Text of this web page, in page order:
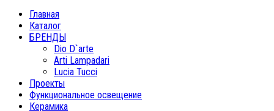
Главная
Каталог
БРЕНДЫ
Dio D`arte
Arti Lampadari
Lucia Tucci
Проекты
Функциональное освещение
Керамика